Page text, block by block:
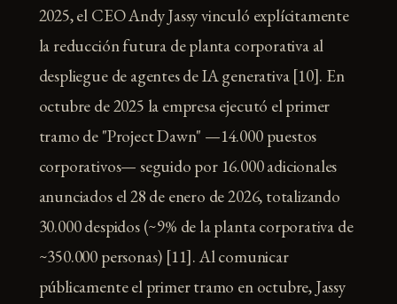
2025, el CEO Andy Jassy vinculó explícitamente
la reducción futura de planta corporativa al
despliegue de agentes de IA generativa [10]. En
octubre de 2025 la empresa ejecutó el primer
tramo de "Project Dawn" —14.000 puestos
corporativos— seguido por 16.000 adicionales
anunciados el 28 de enero de 2026, totalizando
30.000 despidos (~9% de la planta corporativa de
~350.000 personas) [11]. Al comunicar
públicamente el primer tramo en octubre, Jassy